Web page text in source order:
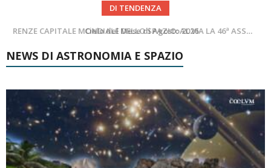
DI TENDENZA
Cielo del Mese di Agosto 2026
SUPERNOVAE aggiornamenti del mese – Agosto 2026
NEWS DI ASTRONOMIA E SPAZIO